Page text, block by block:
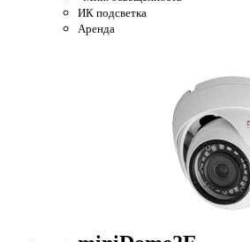
ИК подсветка
Аренда